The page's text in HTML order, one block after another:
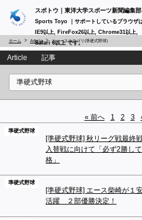
スポトウ｜東洋大学スポーツ新聞編集部
Sports Toyo ｜サポートしているブラウザは
IE9以上, FireFox26以上, Chrome31以上,
Safari 6以上 です。
ホーム Article ニュースカテゴリ(準硬式野球)
Article 記事
« 前へ 1 2 3
準硬式野球
[準硬式野球] 秋リーグ戦最終
入替戦に向けて「必ず2勝し
格」
準硬式野球
[準硬式野球] エース柴崎が１
活躍 ２部優勝決定！